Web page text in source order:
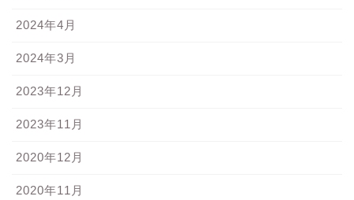
2024年4月
2024年3月
2023年12月
2023年11月
2020年12月
2020年11月